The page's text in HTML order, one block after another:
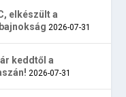
elkészült a
2026-07-31
keddtől a
2026-07-31